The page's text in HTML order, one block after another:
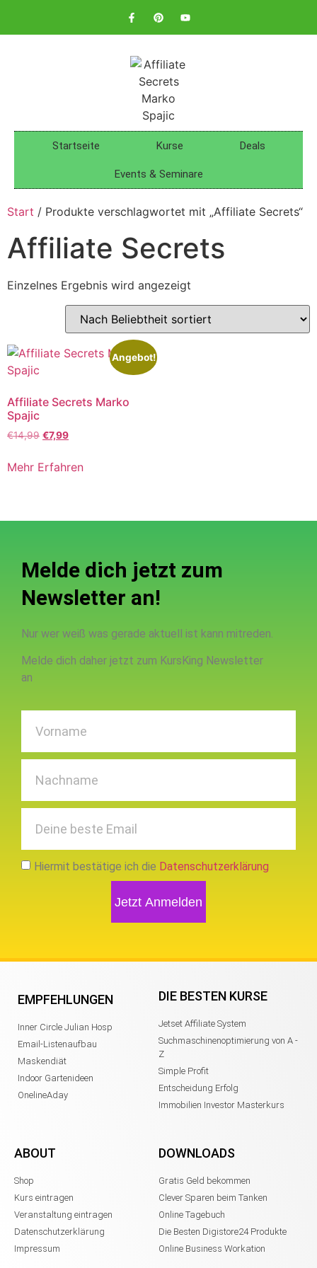
Startseite Kurse Deals
Events & Seminare
Start / Produkte verschlagwortet mit „Affiliate Secrets“
Affiliate Secrets
Einzelnes Ergebnis wird angezeigt
Angebot!
Affiliate Secrets Marko
Spajic
€14,99 €7,99
Mehr Erfahren
Melde dich jetzt zum
Newsletter an!
Nur wer weiß was gerade aktuell ist kann mitreden.
Melde dich daher jetzt zum KursKing Newsletter
an
Hiermit bestätige ich die Datenschutzerklärung
Jetzt Anmelden
EMPFEHLUNGEN
Inner Circle Julian Hosp
Email-Listenaufbau
Maskendiät
Indoor Gartenideen
OnelineAday
DIE BESTEN KURSE
Jetset Affiliate System
Suchmaschinenoptimierung von A -
Z
Simple Profit
Entscheidung Erfolg
Immobilien Investor Masterkurs
ABOUT
Shop
Kurs eintragen
Veranstaltung eintragen
Datenschutzerklärung
Impressum
DOWNLOADS
Gratis Geld bekommen
Clever Sparen beim Tanken
Online Tagebuch
Die Besten Digistore24 Produkte
Online Business Workation